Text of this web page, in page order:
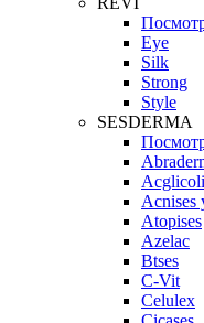
Eye
Silk
Strong
Style
SESDERMA
Acnises
Atopises
Azelac
Btses
C-Vit
Celulex